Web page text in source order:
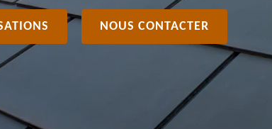
NOUS CONTACTER